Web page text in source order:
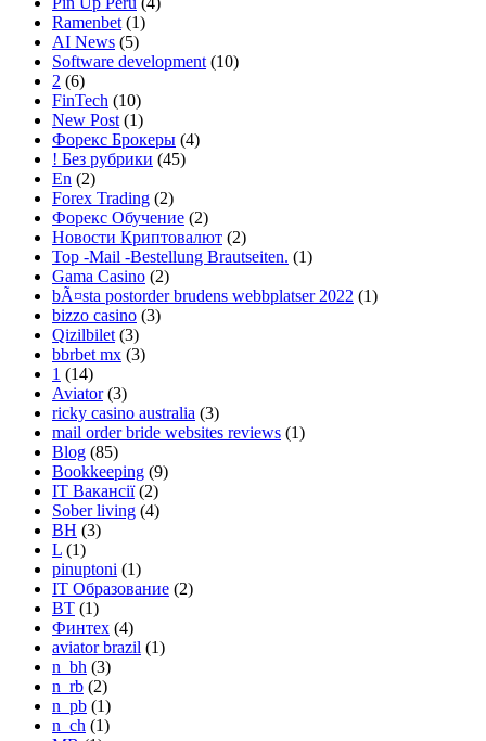
Ramenbet (1)
AI News (5)
Software development (10)
2 (6)
FinTech (10)
New Post (1)
Форекс Брокеры (4)
! Без рубрики (45)
En (2)
Forex Trading (2)
Форекс Обучение (2)
Новости Криптовалют (2)
Top -Mail -Bestellung Brautseiten. (1)
Gama Casino (2)
bÃ¤sta postorder brudens webbplatser 2022 (1)
bizzo casino (3)
Qizilbilet (3)
bbrbet mx (3)
1 (14)
Aviator(3)
ricky casino australia (3)
mail order bride websites reviews (1)
Blog (85)
Bookkeeping (9)
IT Вакансії(2)
Sober living (4)
BH (3)
L (1)
pinuptoni (1)
IT Образование (2)
BT (1)
Финтех (4)
aviator brazil (1)
n_bh (3)
n_rb (2)
n_pb (1)
n_ch (1)